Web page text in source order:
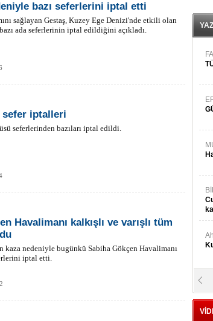
bazı seferlerini iptal etti
sağlayan Gestaş, Kuzey Ege Denizi'nde etkili olan
ada seferlerinin iptal edildiğini açıkladı.
sefer iptalleri
seferlerinden bazıları iptal edildi.
Havalimanı kalkışlı ve varışlı tüm
kaza nedeniyle bugünkü Sabiha Gökçen Havalimanı
iptal etti.